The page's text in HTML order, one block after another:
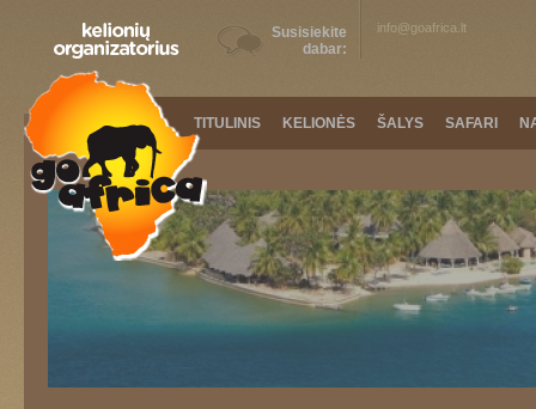
Susisiekite
dabar:
info@goafrica.lt
TITULINIS KELIONĖS ŠALYS SAFARI